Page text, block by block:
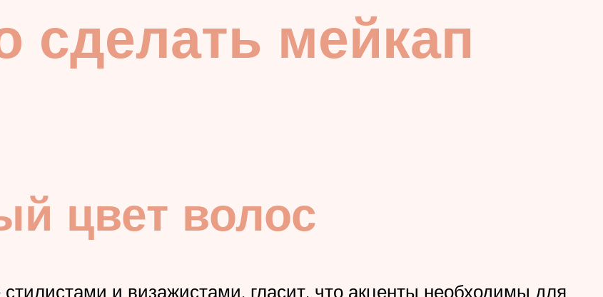
сделать мейкап
цвет волос
и визажистами, гласит, что акценты необходимы для